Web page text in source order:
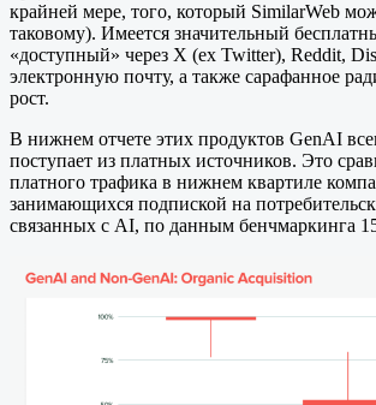
крайней мере, того, который SimilarWeb
таковому). Имеется значительный
«доступный» через X (ex Twitter), Reddit,
электронную почту, а также сарафанное
рост.
В нижнем отчете этих продуктов GenAI
поступает из платных источников. Это
платного трафика в нижнем квартиле
занимающихся подпиской на
связанных с AI, по данным бенчмаркинга